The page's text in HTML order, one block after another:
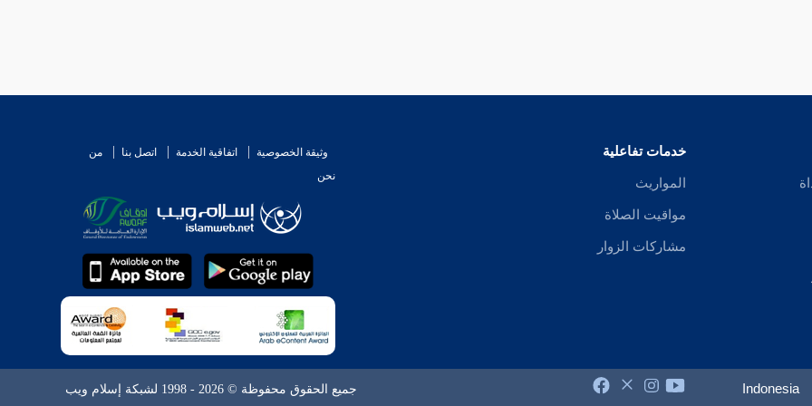
خدمات تفاعلية
المواريث
مواقيت الصلاة
مشاركات الزوار
وثيقة الخصوصية اتفاقية الخدمة اتصل بنا
من
نحن
Indonesia جميع الحقوق محفوظة © 2026 - 1998 لشبكة إسلام ويب